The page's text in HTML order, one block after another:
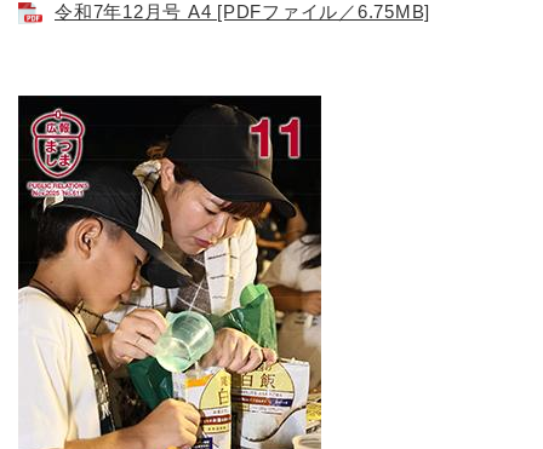
令和7年12月号 A4 [PDFファイル／6.75MB]